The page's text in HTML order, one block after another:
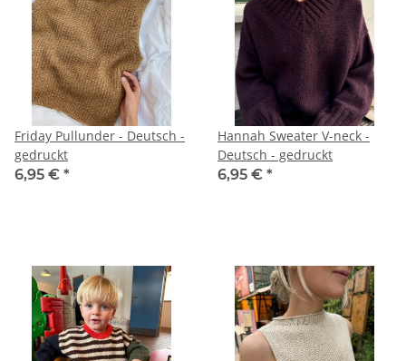
Friday Pullunder - Deutsch -
gedruckt
6,95 € *
Hannah Sweater V-neck -
Deutsch - gedruckt
6,95 € *